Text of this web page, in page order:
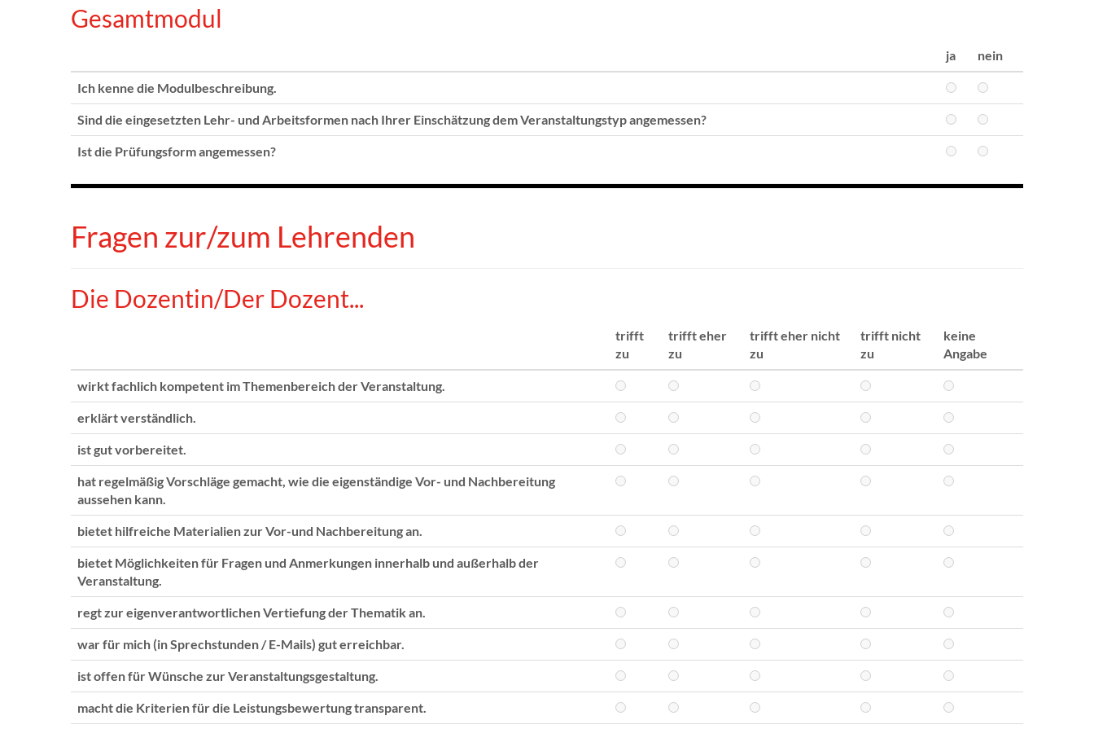
Gesamtmodul
ja nein
Ich kenne die Modulbeschreibung.
Sind die eingesetzten Lehr- und Arbeitsformen nach Ihrer Einschätzung dem Veranstaltungstyp angemessen?
Ist die Prüfungsform angemessen?
Fragen zur/zum Lehrenden
Die Dozentin/Der Dozent...
trifft
zu
trifft eher
zu
trifft eher nicht
zu
trifft nicht
zu
keine
Angabe
wirkt fachlich kompetent im Themenbereich der Veranstaltung.
erklärt verständlich.
ist gut vorbereitet.
hat regelmäßig Vorschläge gemacht, wie die eigenständige Vor- und Nachbereitung
aussehen kann.
bietet hilfreiche Materialien zur Vor-und Nachbereitung an.
bietet Möglichkeiten für Fragen und Anmerkungen innerhalb und außerhalb der
Veranstaltung.
regt zur eigenverantwortlichen Vertiefung der Thematik an.
war für mich (in Sprechstunden / E-Mails) gut erreichbar.
ist offen für Wünsche zur Veranstaltungsgestaltung.
macht die Kriterien für die Leistungsbewertung transparent.